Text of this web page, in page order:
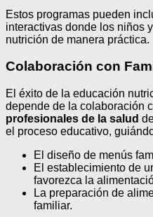
Estos programas pueden
interactivas donde los niños
nutrición de manera práctica.
Colaboración con
El éxito de la educación
depende de la colaboración
profesionales de la salud
el proceso educativo,
El diseño de menús
El establecimiento de
favorezca la
La preparación de
familiar.